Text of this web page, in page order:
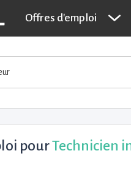
Offres d'emploi
pourTechnicien